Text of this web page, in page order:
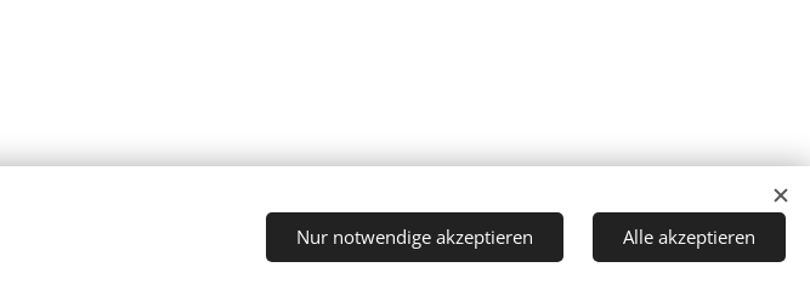
© 2026
Nur notwendige akzeptieren Alle akzeptieren